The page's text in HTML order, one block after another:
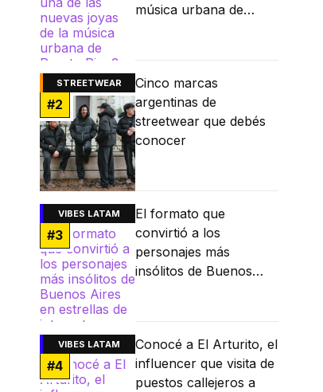
música urbana de
STREETWEAR
#2
Cinco marcas
argentinas de
streetwear que debés
conocer
VIBES LATAM
#3
El formato que
convirtió a los
personajes más
insólitos de Buenos
VIBES LATAM
#4
Conocé a El Arturito, el
influencer que visita de
puestos callejeros a